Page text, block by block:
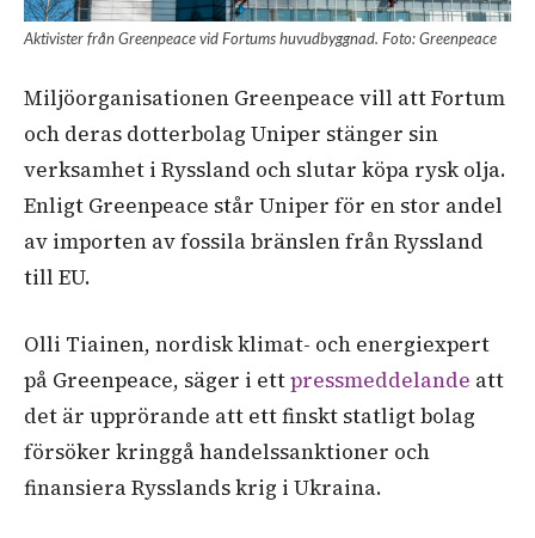
Aktivister från Greenpeace vid Fortums huvudbyggnad. Foto: Greenpeace
Miljöorganisationen Greenpeace vill att Fortum
och deras dotterbolag Uniper stänger sin
verksamhet i Ryssland och slutar köpa rysk olja.
Enligt Greenpeace står Uniper för en stor andel
av importen av fossila bränslen från Ryssland
till EU.
Olli Tiainen, nordisk klimat- och energiexpert
på Greenpeace, säger i ettpressmeddelande att
det är upprörande att ett finskt statligt bolag
försöker kringgå handelssanktioner och
finansiera Rysslands krig i Ukraina.